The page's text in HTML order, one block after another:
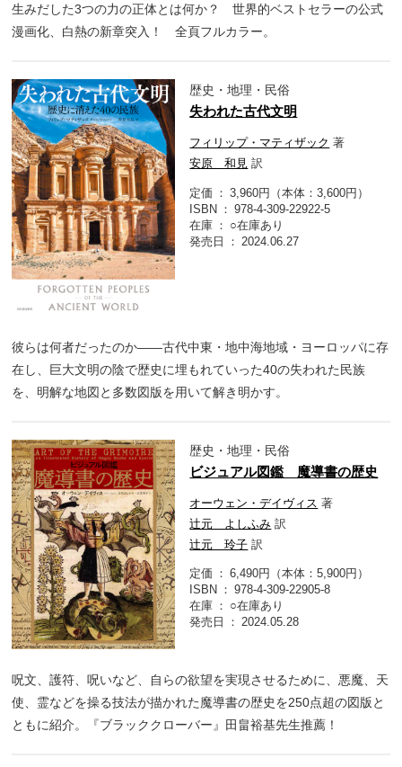
生みだした3つの力の正体とは何か？ 世界的ベストセラーの公式
漫画化、白熱の新章突入！ 全頁フルカラー。
歴史・地理・民俗
失われた古代文明
フィリップ・マティザック 著
安原 和見 訳
定価
3,960円（本体：3,600円）
ISBN
978-4-309-22922-5
在庫
○在庫あり
発売日
2024.06.27
彼らは何者だったのか――古代中東・地中海地域・ヨーロッパに存
在し、巨大文明の陰で歴史に埋もれていった40の失われた民族
を、明解な地図と多数図版を用いて解き明かす。
歴史・地理・民俗
ビジュアル図鑑 魔導書の歴史
オーウェン・デイヴィス 著
辻元 よしふみ 訳
辻元 玲子 訳
定価
6,490円（本体：5,900円）
ISBN
978-4-309-22905-8
在庫
○在庫あり
発売日
2024.05.28
呪文、護符、呪いなど、自らの欲望を実現させるために、悪魔、天
使、霊などを操る技法が描かれた魔導書の歴史を250点超の図版と
ともに紹介。『ブラッククローバー』田畠裕基先生推薦！